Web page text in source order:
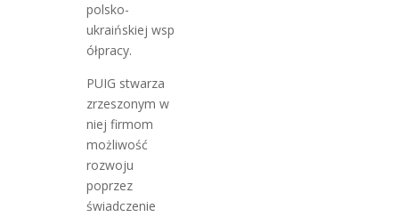
polsko-
ukraińskiej wsp
ółpracy.
PUIG stwarza
zrzeszonym w
niej firmom
możliwość
rozwoju
poprzez
świadczenie